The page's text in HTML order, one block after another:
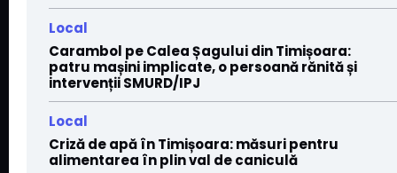
Local
Carambol pe Calea Șagului din Timișoara:
patru mașini implicate, o persoană rănită și
intervenții SMURD/IPJ
Local
Criză de apă în Timișoara: măsuri pentru
alimentarea în plin val de caniculă